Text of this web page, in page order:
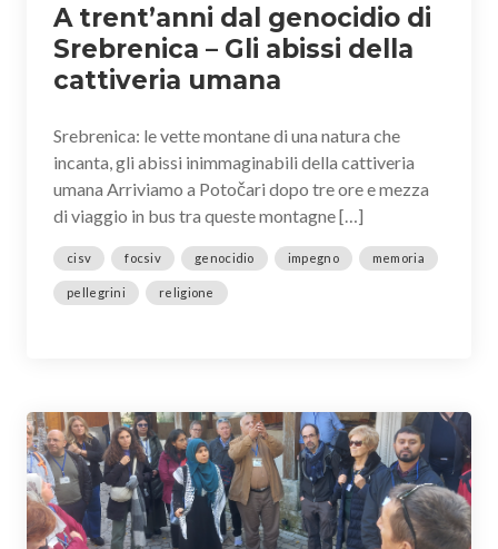
A trent’anni dal genocidio di
Srebrenica – Gli abissi della
cattiveria umana
Srebrenica: le vette montane di una natura che
incanta, gli abissi inimmaginabili della cattiveria
umana Arriviamo a Potočari dopo tre ore e mezza
di viaggio in bus tra queste montagne […]
cisv focsiv genocidio impegno memoria
pellegrini religione